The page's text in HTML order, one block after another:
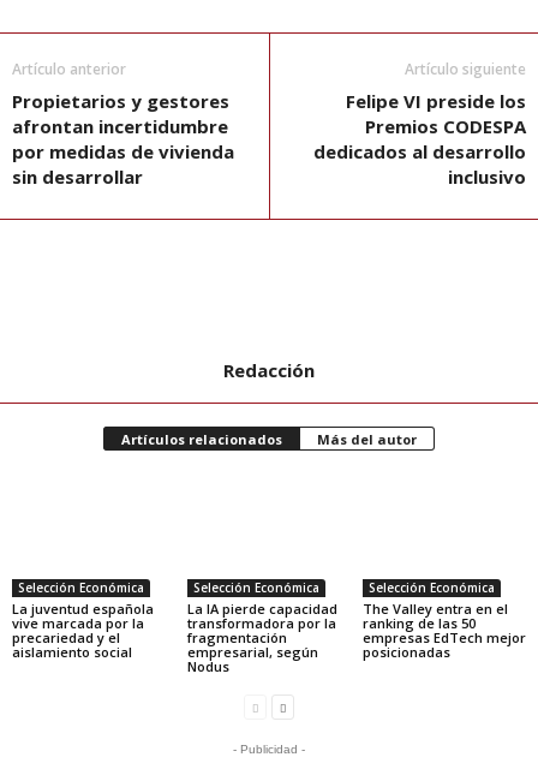
Artículo anterior
Propietarios y gestores
afrontan incertidumbre
por medidas de vivienda
sin desarrollar
Artículo siguiente
Felipe VI preside los
Premios CODESPA
dedicados al desarrollo
inclusivo
Redacción
Artículos relacionados Más del autor
Selección Económica
La juventud española
vive marcada por la
precariedad y el
aislamiento social
Selección Económica
La IA pierde capacidad
transformadora por la
fragmentación
empresarial, según
Nodus
Selección Económica
The Valley entra en el
ranking de las 50
empresas EdTech mejor
posicionadas
- Publicidad -